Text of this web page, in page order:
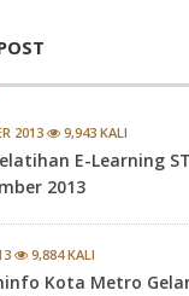
2013 9,943 KALI
E-Learning
2013
9,884 KALI
Kota Metro